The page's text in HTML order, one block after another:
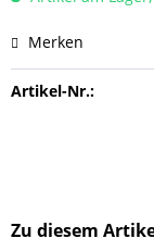
Merken
Artikel-Nr.:
Zu diesem